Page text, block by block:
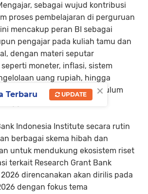
sebagai wujud kontribusi
proses pembelajaran di perguruan
mencakup peran BI sebagai
pengajar pada kuliah tamu dan
dengan materi seputar
moneter, inflasi, sistem
uang rupiah, hingga
terintegrasi dalam kurikulum
paparnya.
Indonesia Institute secara rutin
berbagai skema hibah dan
untuk mendukung ekosistem riset
terkait Research Grant Bank
direncanakan akan dirilis pada
dengan fokus tema
×
Terbaru UPDATE